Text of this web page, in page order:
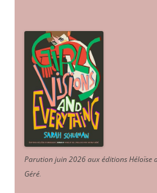
Parution juin 2026 aux éditions Héloïse
Géré.